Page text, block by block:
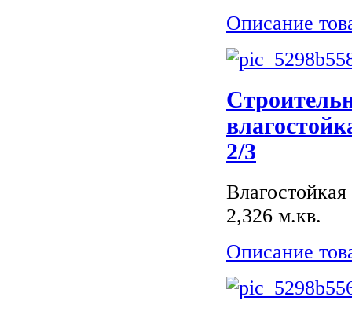
Описание
2/3
2,326 м.кв.
Описание